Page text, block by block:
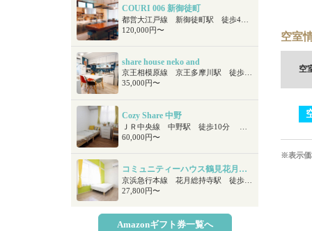
空室
空
※表示価
COURI 006 新御徒町
120,000円〜
share house neko and
35,000円〜
Cozy Share 中野
60,000円〜
コミュニティーハウス鶴見花月総持寺
27,800円〜
Amazonギフト券一覧へ